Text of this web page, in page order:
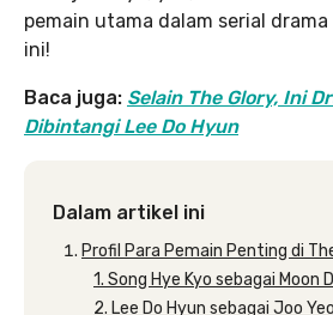
pemain utama dalam serial drama
ini!
Baca juga: Selain The Glory, Ini
Dibintangi Lee Do Hyun
Dalam artikel ini
Profil Para Pemain Penting di
1. Song Hye Kyo sebagai Moon
2. Lee Do Hyun sebagai Joo